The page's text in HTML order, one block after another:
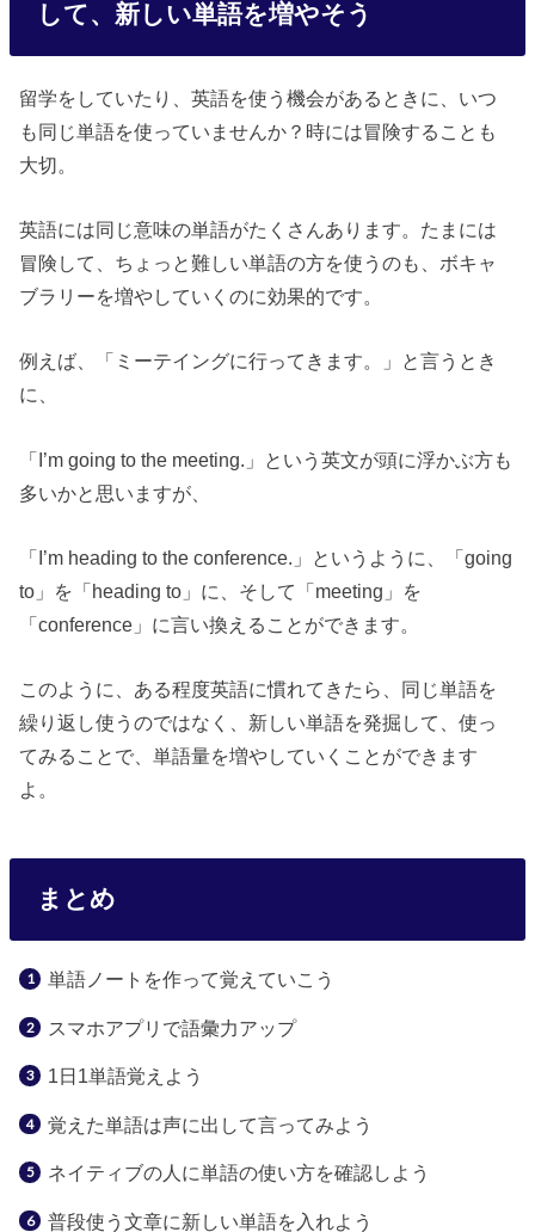
して、新しい単語を増やそう
留学をしていたり、英語を使う機会があるときに、いつ
も同じ単語を使っていませんか？時には冒険することも
大切。
英語には同じ意味の単語がたくさんあります。たまには
冒険して、ちょっと難しい単語の方を使うのも、ボキャ
ブラリーを増やしていくのに効果的です。
例えば、「ミーテイングに行ってきます。」と言うとき
に、
「I’m going to the meeting.」という英文が頭に浮かぶ方も
多いかと思いますが、
「I’m heading to the conference.」というように、「going
to」を「heading to」に、そして「meeting」を
「conference」に言い換えることができます。
このように、ある程度英語に慣れてきたら、同じ単語を
繰り返し使うのではなく、新しい単語を発掘して、使っ
てみることで、単語量を増やしていくことができます
よ。
まとめ
単語ノートを作って覚えていこう
スマホアプリで語彙力アップ
1日1単語覚えよう
覚えた単語は声に出して言ってみよう
ネイティブの人に単語の使い方を確認しよう
普段使う文章に新しい単語を入れよう